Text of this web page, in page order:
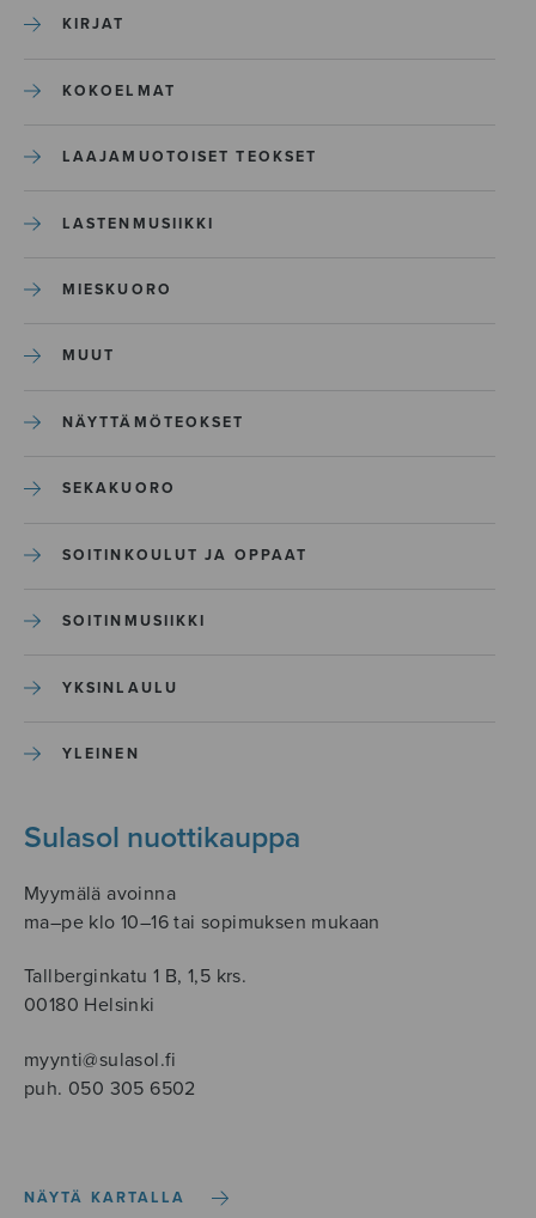
KIRJAT
KOKOELMAT
LAAJAMUOTOISET TEOKSET
LASTENMUSIIKKI
MIESKUORO
MUUT
NÄYTTÄMÖTEOKSET
SEKAKUORO
SOITINKOULUT JA OPPAAT
SOITINMUSIIKKI
YKSINLAULU
YLEINEN
Sulasol nuottikauppa
Myymälä avoinna
ma–pe klo 10–16 tai sopimuksen mukaan
Tallberginkatu 1 B, 1,5 krs.
00180 Helsinki
myynti@sulasol.fi
puh. 050 305 6502
NÄYTÄ KARTALLA